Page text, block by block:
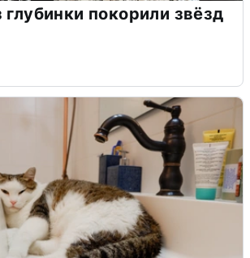
покорили звёзд